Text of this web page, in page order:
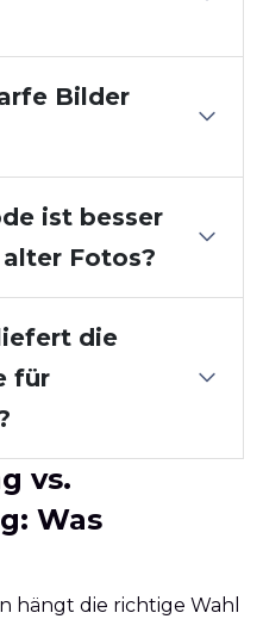
Bilder
ist besser
Fotos?
die
für
vs.
Was
hängt die richtige Wahl